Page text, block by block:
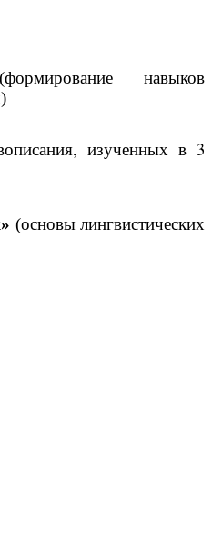
навыков
изученных в 3
(основы лингвистических